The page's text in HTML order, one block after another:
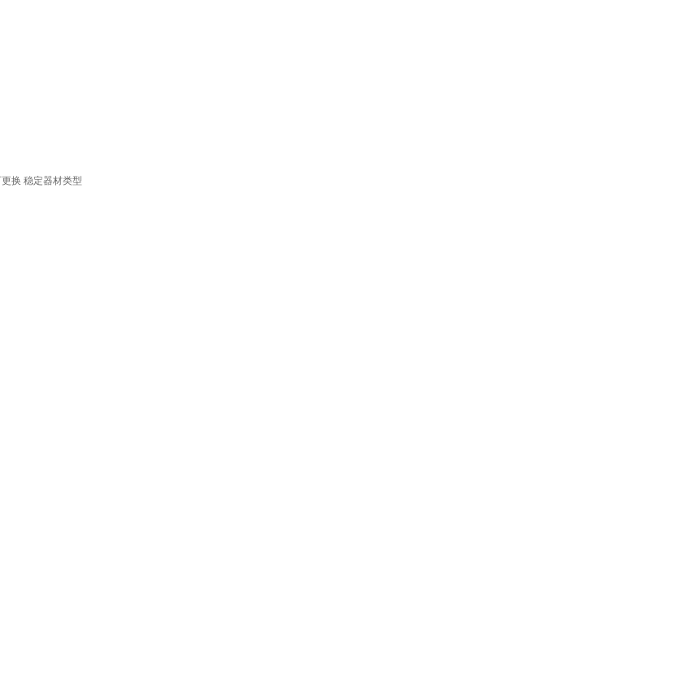
换 稳定器材类型